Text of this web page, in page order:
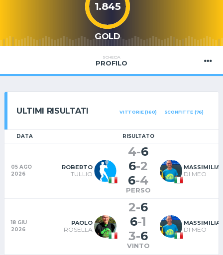
1.845
GOLD
SCHEDA
PROFILO
ULTIMI RISULTATI VITTORIE (160) SCONFITTE (76)
DATA RISULTATO
05 AGO
2026
ROBERTO
TULLIO
4-6
6-2
6-4
PERSO
DI MEO
18 GIU
2026
PAOLO
ROSELLA
2-6
6-1
3-6
VINTO
DI MEO